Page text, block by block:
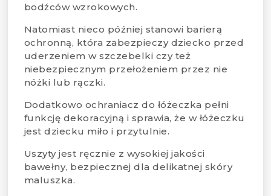
bodźców wzrokowych.
Natomiast nieco później stanowi barierą
ochronną, która zabezpieczy dziecko przed
uderzeniem w szczebelki czy też
niebezpiecznym przełożeniem przez nie
nóżki lub rączki.
Dodatkowo ochraniacz do łóżeczka pełni
funkcję dekoracyjną i sprawia, że w łóżeczku
jest dziecku miło i przytulnie.
Uszyty jest ręcznie z wysokiej jakości
bawełny, bezpiecznej dla delikatnej skóry
maluszka.